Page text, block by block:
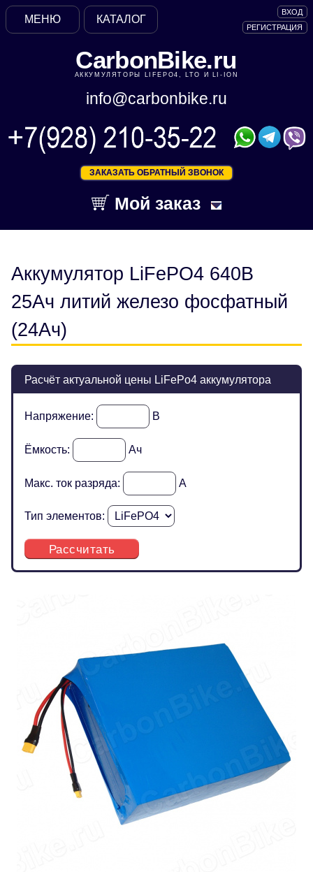
CarbonBike.ru
АККУМУЛЯТОРЫ LIFEPO4, LTO И LI-ION
info@carbonbike.ru
ЗАКАЗАТЬ ОБРАТНЫЙ ЗВОНОК
Мой заказ
ВХОД
РЕГИСТРАЦИЯ
КАТАЛОГ
МЕНЮ
Аккумулятор LiFePO4 640В
25Ач литий железо фосфатный
(24Ач)
Расчёт актуальной цены LiFePo4 аккумулятора
Напряжение: В
Ёмкость: Ач
Макс. ток разряда: А
Тип элементов:
Рассчитать